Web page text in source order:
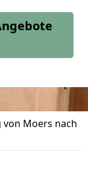
von Moers nach